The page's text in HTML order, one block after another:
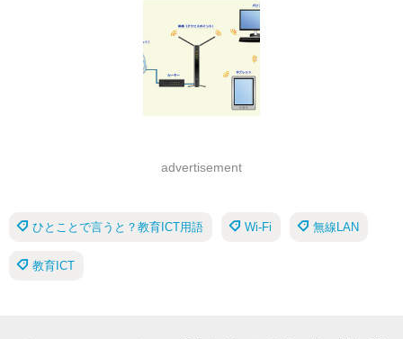
advertisement
ひとことで言うと？教育ICT用語 Wi-Fi 無線LAN
教育ICT